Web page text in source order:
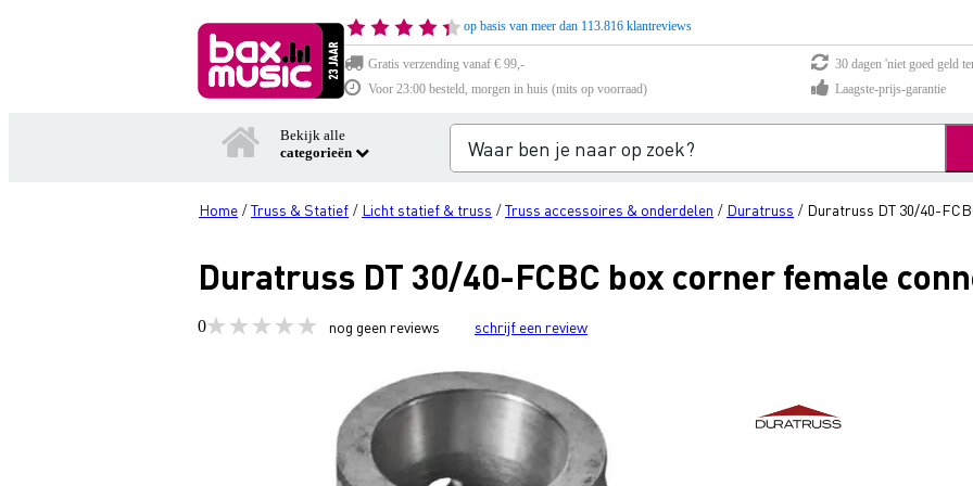
op basis van meer dan 113.816 klantreviews
Gratis verzending vanaf € 99,-
30 dagen 'niet goed geld
Voor 23:00 besteld, morgen in huis (mits op voorraad)
Laagste-prijs-garantie
Bekijk alle
categorieën
Home /Truss & Statief / Licht statief & truss /Truss accessoires & onderdelen / Duratruss / Duratruss DT 30/40-
Duratruss DT 30/40-FCBC box corner female
0 nog geen reviews schrijf een review